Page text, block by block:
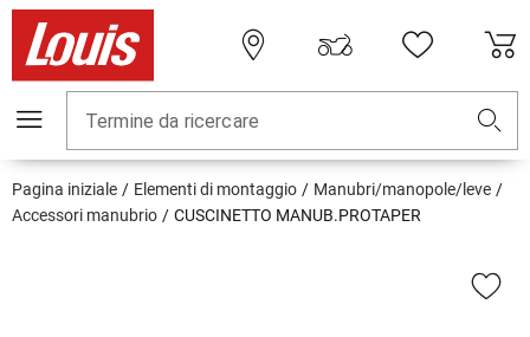
Termine da ricercare
Pagina iniziale Elementi di montaggio
Manubri/manopole/leve
Accessori manubrio
CUSCINETTO MANUB.PROTAPER